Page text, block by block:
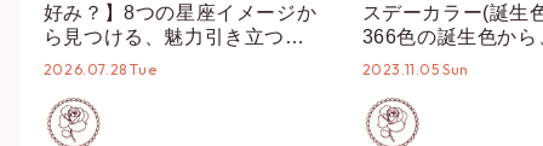
好み？】8つの星座イメージか
ら見つける、魅力引き立つス
タイリング♡
2026.07.28 Tue
スデーカラー(誕生
366色の誕生色から
誕生色、バースデ
2023.11.05 Sun